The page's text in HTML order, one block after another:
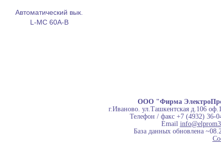
Автоматический вык.
L-MC 60A-B
ООО "Фирма
г.Иваново. ул.Ташкентская д.106
Телефон / факс +7 (4932) 36-
Email
База данных обновлена